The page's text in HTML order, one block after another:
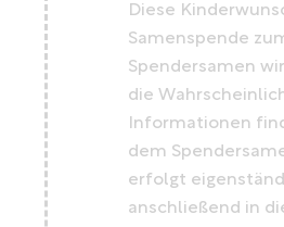
Diese
Samenspende
Spendersamen
die
Informationen
dem
erfolgt
anschließend in